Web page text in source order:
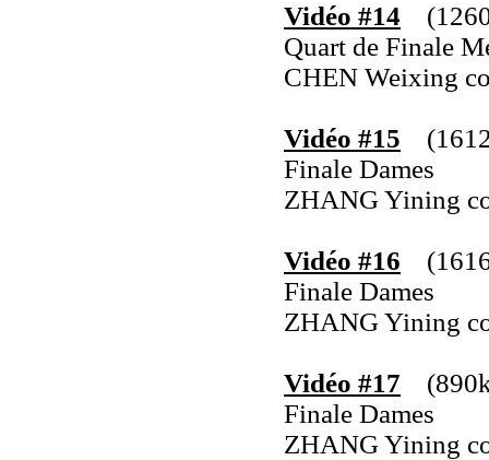
Vidéo #14
Quart de Finale
CHEN Weixing
Vidéo #15
Finale Dames
ZHANG Yining
Vidéo #16
Finale Dames
ZHANG Yining
Vidéo #17
Finale Dames
ZHANG Yining